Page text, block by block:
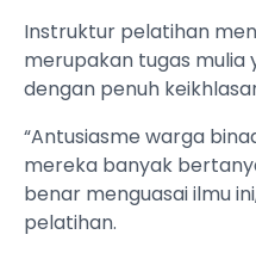
Instruktur pelatihan
merupakan tugas mulia
dengan penuh
“Antusiasme warga
mereka banyak
benar menguasai ilmu
pelatihan.